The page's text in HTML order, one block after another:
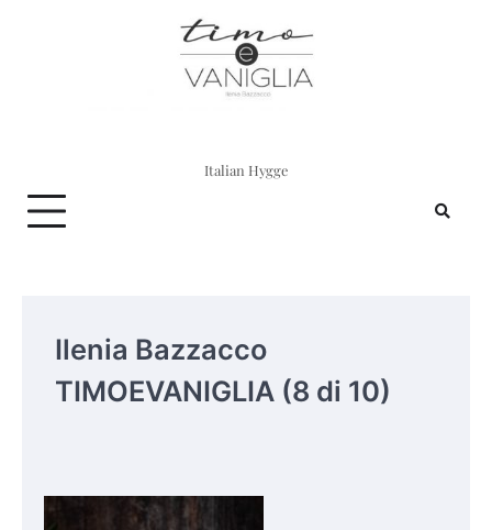
Italian Hygge
Ilenia Bazzacco
TIMOEVANIGLIA (8 di 10)